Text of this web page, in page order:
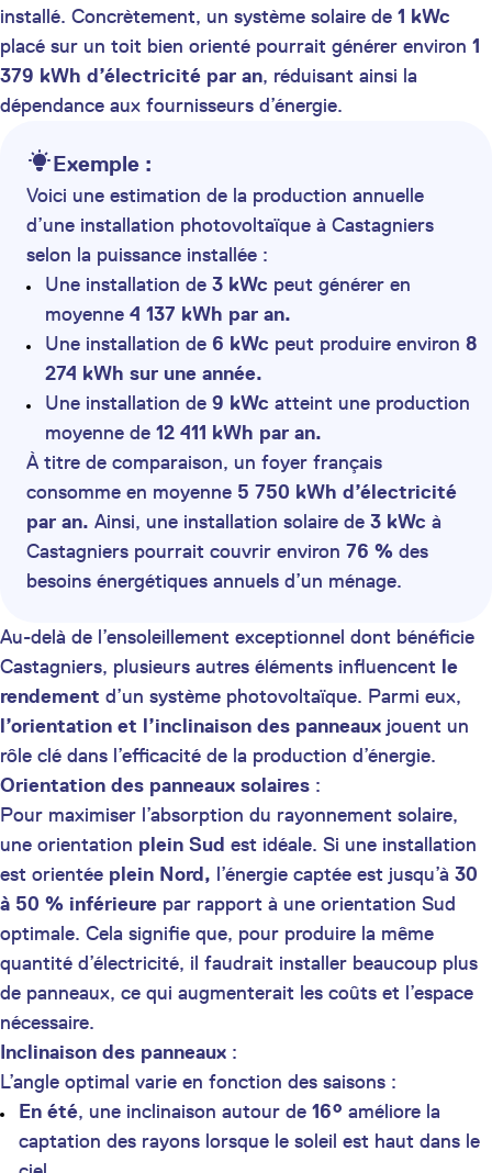
installé. Concrètement, un système solaire de 1 kWc
placé sur un toit bien orienté pourrait générer environ 1
379 kWh d’électricité par an, réduisant ainsi la
dépendance aux fournisseurs d’énergie.
Exemple :
Voici une estimation de la production annuelle
d’une installation photovoltaïque à Castagniers
selon la puissance installée :
Une installation de 3 kWc peut générer en
moyenne 4 137 kWh par an.
Une installation de 6 kWc peut produire environ 8
274 kWh sur une année.
Une installation de 9 kWc atteint une production
moyenne de 12 411 kWh par an.
À titre de comparaison, un foyer français
consomme en moyenne 5 750 kWh d’électricité
par an. Ainsi, une installation solaire de 3 kWc à
Castagniers pourrait couvrir environ 76 % des
besoins énergétiques annuels d’un ménage.
Au-delà de l’ensoleillement exceptionnel dont bénéficie
Castagniers, plusieurs autres éléments influencent le
rendement d’un système photovoltaïque. Parmi eux,
l’orientation et l’inclinaison des panneaux jouent un
rôle clé dans l’efficacité de la production d’énergie.
Orientation des panneaux solaires :
Pour maximiser l’absorption du rayonnement solaire,
une orientation plein Sud est idéale. Si une installation
est orientée plein Nord, l’énergie captée est jusqu’à 30
à 50 % inférieure par rapport à une orientation Sud
optimale. Cela signifie que, pour produire la même
quantité d’électricité, il faudrait installer beaucoup plus
de panneaux, ce qui augmenterait les coûts et l’espace
nécessaire.
Inclinaison des panneaux :
L’angle optimal varie en fonction des saisons :
En été, une inclinaison autour de 16° améliore la
captation des rayons lorsque le soleil est haut dans le